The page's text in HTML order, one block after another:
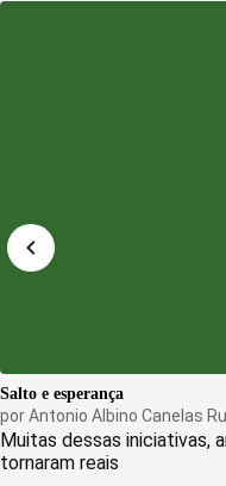
Salto e esperança
porAntonio Albino Canelas
Muitas dessas iniciativas,
tornaram reais